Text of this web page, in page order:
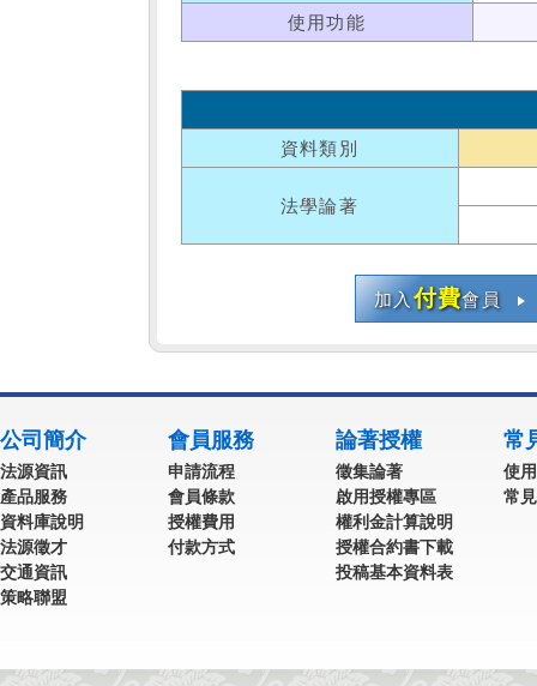
使用功能
資料類別
法學論著
加入付費會員
公司簡介
法源資訊
產品服務
資料庫說明
法源徵才
交通資訊
策略聯盟
會員服務
申請流程
會員條款
授權費用
付款方式
論著授權
徵集論著
啟用授權專區
權利金計算說明
授權合約書下載
投稿基本資料表
常
使
常